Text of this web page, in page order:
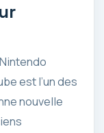
est l’un des
nouvelle